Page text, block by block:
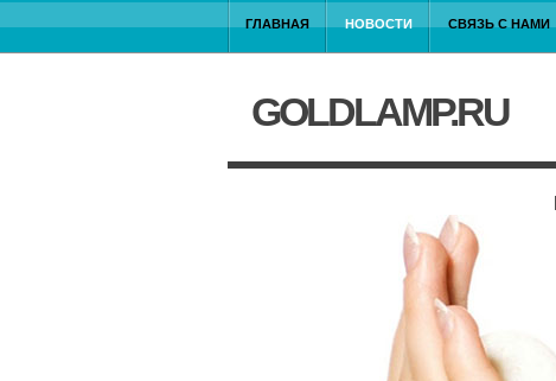
ГЛАВНАЯ НОВОСТИ СВЯЗЬ С НАМИ
GOLDLAMP.RU